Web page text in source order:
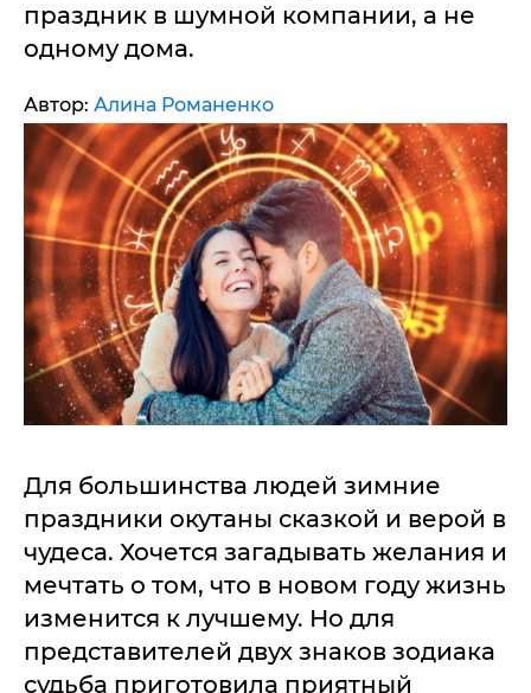
праздник в шумной компании, а не
одному дома.
Автор: Алина Романенко
Для большинства людей зимние
праздники окутаны сказкой и верой в
чудеса. Хочется загадывать желания и
мечтать о том, что в новом году жизнь
изменится к лучшему. Но для
представителей двух знаков зодиака
судьба приготовила приятный